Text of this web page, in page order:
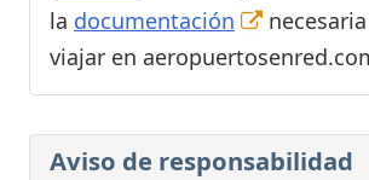
la documentación
viajar en
Aviso de responsabilidad